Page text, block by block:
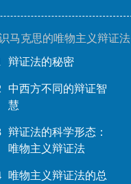
马克思的唯物主义辩证法
辩证法的秘密
中西方不同的辩证智
慧
辩证法的科学形态：
唯物主义辩证法
唯物主义辩证法的总